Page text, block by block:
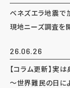
ベネズエラ地震
現地ニーズ調査を
26.06.26
【コラム更新】実
～世界難民の日に